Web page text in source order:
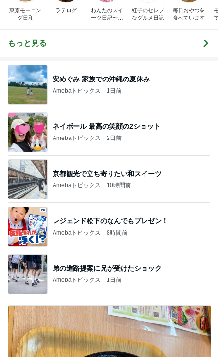
東京モーニン
グ日和
ラテログ
わんたのスイ
ーツ日記〜小
紅子のセレブ
なグルメ日記
毎日おやつを
食べています
もっと見る
安めぐみ 家族での沖縄の夏休み
Amebaトピックス 1日前
ネイボール 最高の笑顔の2ショット
Amebaトピックス 2日前
京都観光で立ち寄りたい和スイーツ
Amebaトピックス 10時間前
レジェンド松下のなんでもプレゼン！
Amebaトピックス 8時間前
弟の進路提案に兄が受けたショック
Amebaトピックス 1日前